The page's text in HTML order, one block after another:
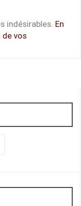
indésirables. En
vos